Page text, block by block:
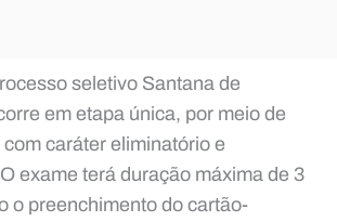
seletivo Santana de
em etapa única, por meio de
caráter eliminatório e
exame terá duração máxima de 3
o preenchimento do cartão-